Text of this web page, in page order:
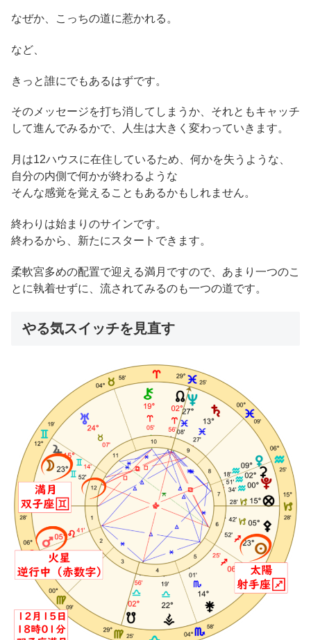
なぜか、こっちの道に惹かれる。
など、
きっと誰にでもあるはずです。
そのメッセージを打ち消してしまうか、それともキャッチ
して進んでみるかで、人生は大きく変わっていきます。
月は12ハウスに在住しているため、何かを失うような、
自分の内側で何かが終わるような
そんな感覚を覚えることもあるかもしれません。
終わりは始まりのサインです。
終わるから、新たにスタートできます。
柔軟宮多めの配置で迎える満月ですので、あまり一つのこ
とに執着せずに、流されてみるのも一つの道です。
やる気スイッチを見直す